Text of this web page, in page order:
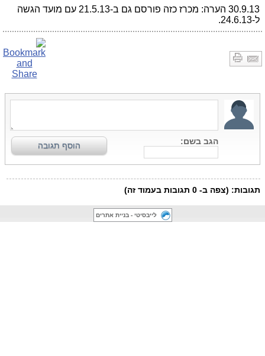
30.9.13 הערה: מכרז כזה פורסם גם ב-21.5.13 עם מועד הגשה
ל-24.6.13.
לייבסיטי - בניית אתרים